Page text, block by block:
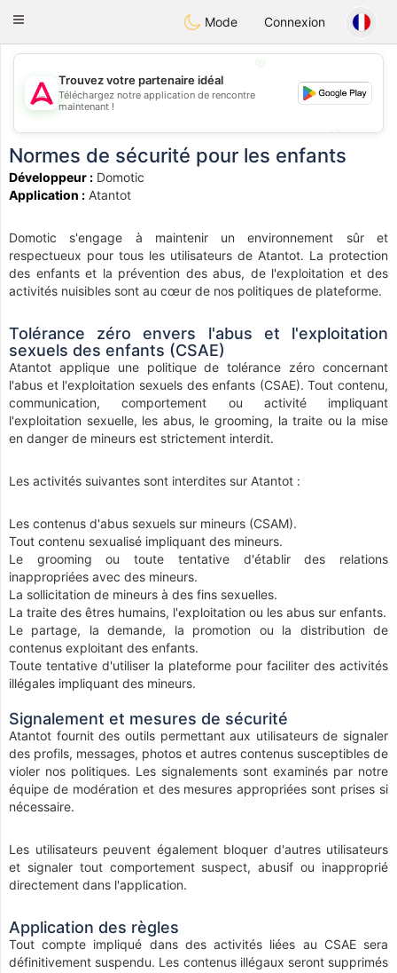
Tantôt
Toggle
Mode Connexion
💖
💕
💕
Trouvez votre partenaire idéal
Téléchargez notre application de rencontre
maintenant !
Normes de sécurité pour les enfants
Développeur : Domotic
Application : Atantot
Domotic s'engage à maintenir un environnement sûr et
respectueux pour tous les utilisateurs de Atantot. La protection
des enfants et la prévention des abus, de l'exploitation et des
activités nuisibles sont au cœur de nos politiques de plateforme.
Tolérance zéro envers l'abus et l'exploitation
sexuels des enfants (CSAE)
Atantot applique une politique de tolérance zéro concernant
l'abus et l'exploitation sexuels des enfants (CSAE). Tout contenu,
communication, comportement ou activité impliquant
l'exploitation sexuelle, les abus, le grooming, la traite ou la mise
en danger de mineurs est strictement interdit.
Les activités suivantes sont interdites sur Atantot :
Les contenus d'abus sexuels sur mineurs (CSAM).
Tout contenu sexualisé impliquant des mineurs.
Le grooming ou toute tentative d'établir des relations
inappropriées avec des mineurs.
La sollicitation de mineurs à des fins sexuelles.
La traite des êtres humains, l'exploitation ou les abus sur enfants.
Le partage, la demande, la promotion ou la distribution de
contenus exploitant des enfants.
Toute tentative d'utiliser la plateforme pour faciliter des activités
illégales impliquant des mineurs.
Signalement et mesures de sécurité
Atantot fournit des outils permettant aux utilisateurs de signaler
des profils, messages, photos et autres contenus susceptibles de
violer nos politiques. Les signalements sont examinés par notre
équipe de modération et des mesures appropriées sont prises si
nécessaire.
Les utilisateurs peuvent également bloquer d'autres utilisateurs
et signaler tout comportement suspect, abusif ou inapproprié
directement dans l'application.
Application des règles
Tout compte impliqué dans des activités liées au CSAE sera
définitivement suspendu. Les contenus illégaux seront supprimés